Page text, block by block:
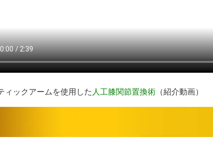
ィックアームを使用した 人工膝関節置換術（紹介動画）